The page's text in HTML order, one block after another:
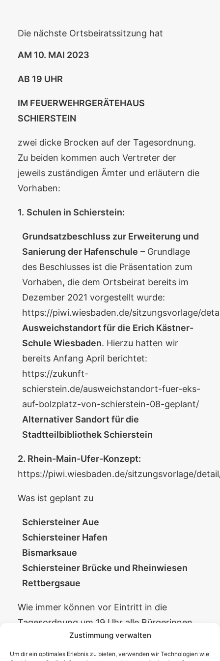
Zustimmung verwalten
Um dir ein optimales Erlebnis zu bieten, verwenden wir Technologien wie
Die nächste Ortsbeiratssitzung hat
AM 10. MAI 2023
AB 19 UHR
IM FEUERWEHRGERÄTEHAUS
SCHIERSTEIN
zwei dicke Brocken auf der Tagesordnung.
Zu beiden kommen auch Vertreter der
jeweils zuständigen Ämter und erläutern die
Vorhaben:
1. Schulen in Schierstein:
Grundsatzbeschluss zur Erweiterung und
Sanierung der Hafenschule – Grundlage
des Beschlusses ist die Präsentation zum
Vorhaben, die dem Ortsbeirat bereits im
Dezember 2021 vorgestellt wurde:
https://piwi.wiesbaden.de/sitzungsvorlage/
Ausweichstandort für die Erich Kästner-
Schule Wiesbaden. Hierzu hatten wir
bereits Anfang April berichtet:
https://zukunft-
schierstein.de/ausweichstandort-fuer-eks-
auf-bolzplatz-von-schierstein-08-geplant/
Alternativer Sandort für die
Stadtteilbibliothek Schierstein
2. Rhein-Main-Ufer-Konzept:
https://piwi.wiesbaden.de/sitzungsvorlage/
Was ist geplant zu
Schiersteiner Aue
Schiersteiner Hafen
Bismarksaue
Schiersteiner Brücke und Rheinwiesen
Rettbergsaue
Wie immer können vor Eintritt in die
Tagesordnung um 19 Uhr alle Bürgerinnen
und Bürger Fragen an den Ortsbeirat
stellen. Aber auch während der Sitzung